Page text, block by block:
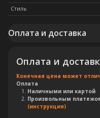
Стиль
Оплата и доставка
Оплата и
Конечная цена может
Оплата
Наличными или картой
Произвольным
(инструкция)